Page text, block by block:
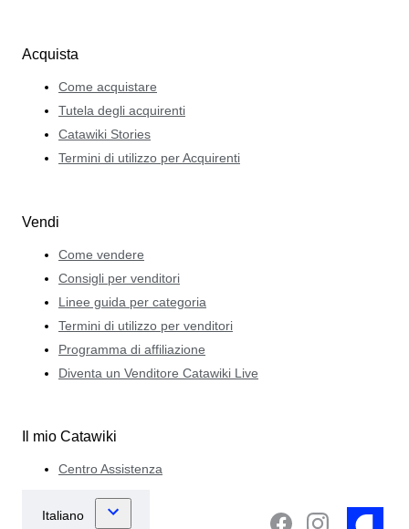
Acquista
Come acquistare
Tutela degli acquirenti
Catawiki Stories
Termini di utilizzo per Acquirenti
Vendi
Come vendere
Consigli per venditori
Linee guida per categoria
Termini di utilizzo per venditori
Programma di affiliazione
Diventa un Venditore Catawiki Live
Il mio Catawiki
Centro Assistenza